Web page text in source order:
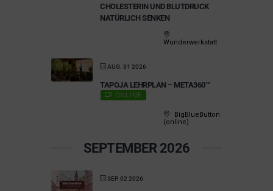
HOLESTERIN UND BLUTDRUCK N
ATÜRLICH SENKEN
Wunderwerkstatt
AUG. 31 2026
TAPOJA LEHRPLAN – META360™
ONLINE
BigBlueButton
(online)
SEPTEMBER 2026
SEP. 02 2026